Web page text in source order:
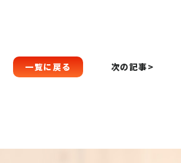
一覧に戻る 次の記事>